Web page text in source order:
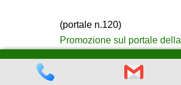
(portale n.120)
Promozione sul portale della